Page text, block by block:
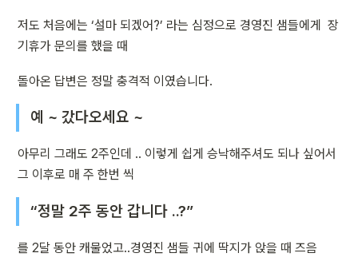
저도 처음에는 ‘설마 되겠어?’ 라는 심정으로 경영진 샘들에게  장
기휴가 문의를 했을 때
돌아온 답변은 정말 충격적 이였습니다.
예 ~ 갔다오세요 ~
아무리 그래도 2주인데 .. 이렇게 쉽게 승낙해주셔도 되나 싶어서
그 이후로 매 주 한번 씩
“정말 2주 동안 갑니다 ..?”
를 2달 동안 캐물었고..경영진 샘들 귀에 딱지가 앉을 때 즈음